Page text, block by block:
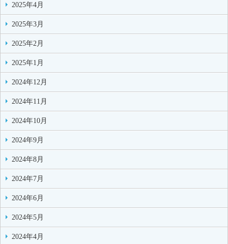
2025年4月
2025年3月
2025年2月
2025年1月
2024年12月
2024年11月
2024年10月
2024年9月
2024年8月
2024年7月
2024年6月
2024年5月
2024年4月